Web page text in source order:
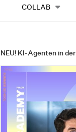
COLLAB
Shop
NEU! KI-Agenten in